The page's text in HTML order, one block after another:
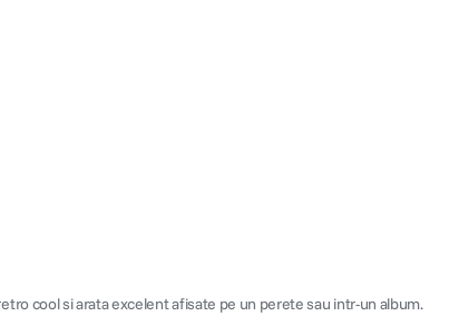
cool si arata excelent afisate pe un perete sau intr-un album.